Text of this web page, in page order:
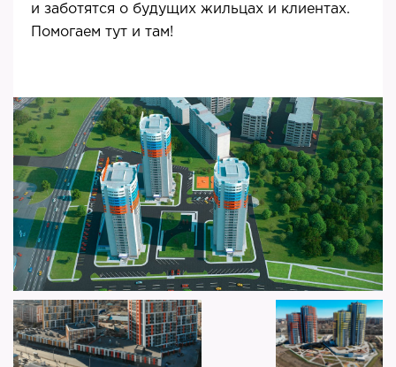
и заботятся о будущих жильцах и клиентах.
Помогаем тут и там!